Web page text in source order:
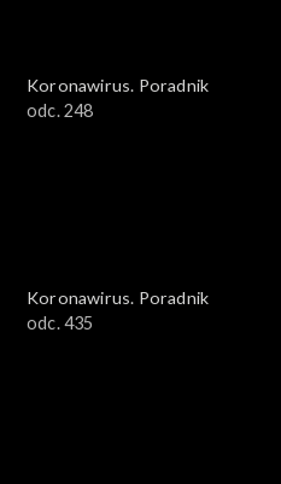
Koronawirus. Poradnik
odc. 248
Koronawirus. Poradnik
odc. 435